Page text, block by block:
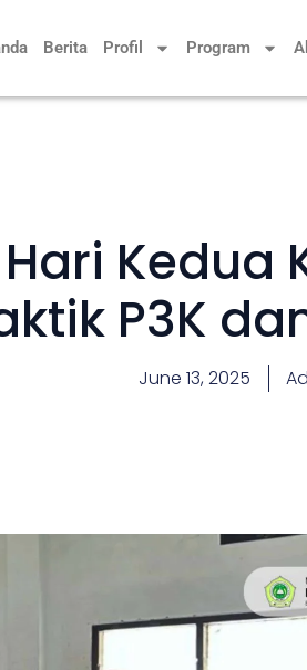
Berita Profil Program
Kedua
P3K
June 13, 2025